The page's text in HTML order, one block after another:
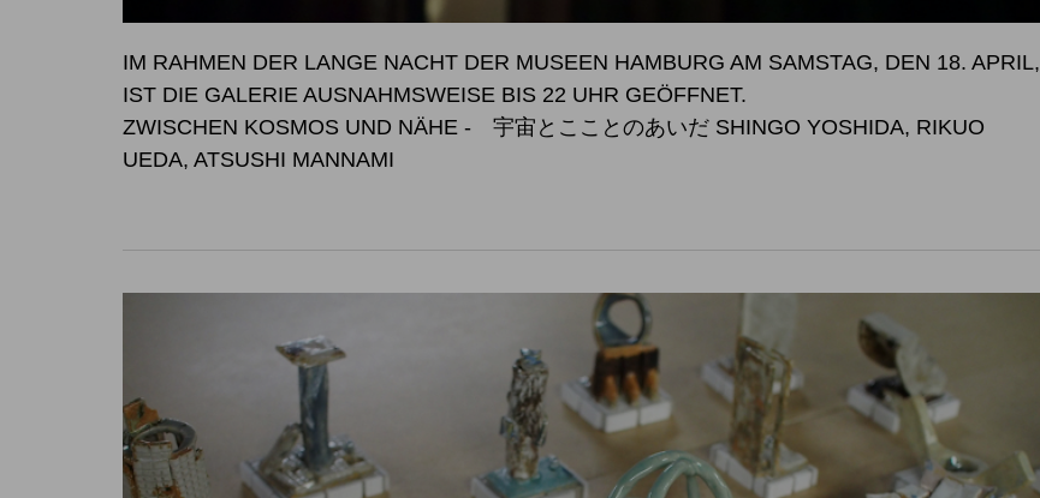
IM RAHMEN DER LANGE NACHT DER MUSEEN HAMBURG AM SAMSTAG, DEN 18. APRIL,
IST DIE GALERIE AUSNAHMSWEISE BIS 22 UHR GEÖFFNET.
ZWISCHEN KOSMOS UND NÄHE - 宇宙とこことのあいだ SHINGO YOSHIDA, RIKUO
UEDA, ATSUSHI MANNAMI